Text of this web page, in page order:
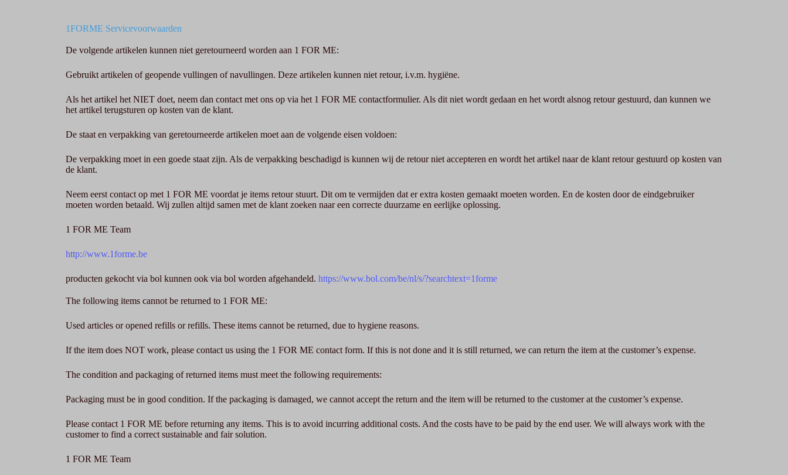
1FORME Servicevoorwaarden
De volgende artikelen kunnen niet geretourneerd worden aan 1 FOR ME:
Gebruikt artikelen of geopende vullingen of navullingen. Deze artikelen kunnen niet retour, i.v.m. hygiëne.
Als het artikel het NIET doet, neem dan contact met ons op via het 1 FOR ME contactformulier. Als dit niet wordt gedaan en het wordt alsnog retour gestuurd, dan kunnen we
het artikel terugsturen op kosten van de klant.
De staat en verpakking van geretourneerde artikelen moet aan de volgende eisen voldoen:
De verpakking moet in een goede staat zijn. Als de verpakking beschadigd is kunnen wij de retour niet accepteren en wordt het artikel naar de klant retour gestuurd op kosten van
de klant.
Neem eerst contact op met 1 FOR ME voordat je items retour stuurt. Dit om te vermijden dat er extra kosten gemaakt moeten worden. En de kosten door de eindgebruiker
moeten worden betaald. Wij zullen altijd samen met de klant zoeken naar een correcte duurzame en eerlijke oplossing.
1 FOR ME Team
http://www.1forme.be
producten gekocht via bol kunnen ook via bol worden afgehandeld. https://www.bol.com/be/nl/s/?searchtext=1forme
The following items cannot be returned to 1 FOR ME:
Used articles or opened refills or refills. These items cannot be returned, due to hygiene reasons.
If the item does NOT work, please contact us using the 1 FOR ME contact form. If this is not done and it is still returned, we can return the item at the customer’s expense.
The condition and packaging of returned items must meet the following requirements:
Packaging must be in good condition. If the packaging is damaged, we cannot accept the return and the item will be returned to the customer at the customer’s expense.
Please contact 1 FOR ME before returning any items. This is to avoid incurring additional costs. And the costs have to be paid by the end user. We will always work with the
customer to find a correct sustainable and fair solution.
1 FOR ME Team